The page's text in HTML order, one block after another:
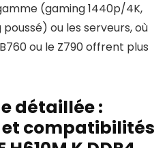
(gaming 1440p/4K,
ou les serveurs, où
ou le Z790 offrent plus
détaillée :
compatibilités